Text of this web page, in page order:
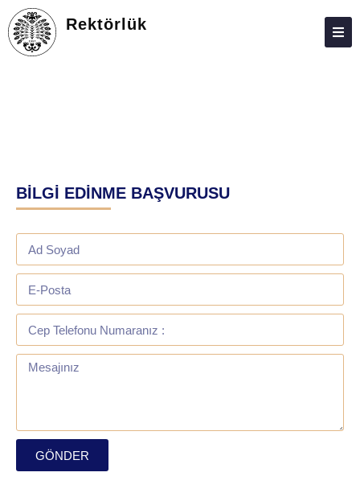
Rektörlük
BİLGİ EDİNME BAŞVURUSU
GÖNDER